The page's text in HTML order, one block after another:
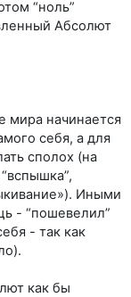
“ноль”
Абсолют
мира начинается
себя, а для
сполох (на
Иными
- “пошевелил”
- так как
как бы